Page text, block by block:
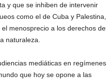
y que se inhiben de intervenir
como el de Cuba y Palestina,
menosprecio a los derechos de
naturaleza.
mediáticas en regímenes
que hoy se opone a las